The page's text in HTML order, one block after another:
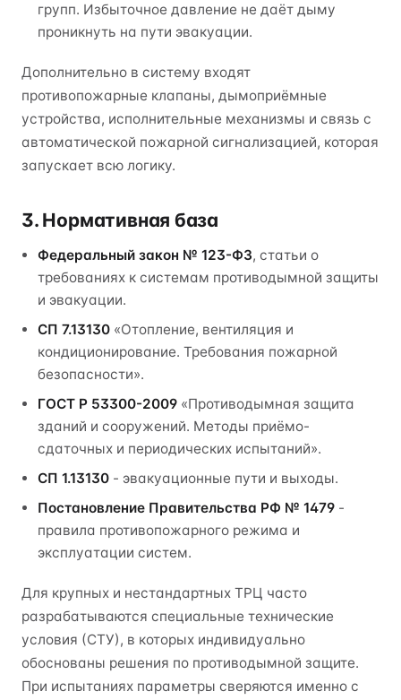
групп. Избыточное давление не даёт дыму
проникнуть на пути эвакуации.
Дополнительно в систему входят
противопожарные клапаны, дымоприёмные
устройства, исполнительные механизмы и связь с
автоматической пожарной сигнализацией, которая
запускает всю логику.
3. Нормативная база
Федеральный закон № 123-ФЗ, статьи о
требованиях к системам противодымной защиты
и эвакуации.
СП 7.13130 «Отопление, вентиляция и
кондиционирование. Требования пожарной
безопасности».
ГОСТ Р 53300-2009 «Противодымная защита
зданий и сооружений. Методы приёмо-
сдаточных и периодических испытаний».
СП 1.13130 - эвакуационные пути и выходы.
Постановление Правительства РФ № 1479 -
правила противопожарного режима и
эксплуатации систем.
Для крупных и нестандартных ТРЦ часто
разрабатываются специальные технические
условия (СТУ), в которых индивидуально
обоснованы решения по противодымной защите.
При испытаниях параметры сверяются именно с